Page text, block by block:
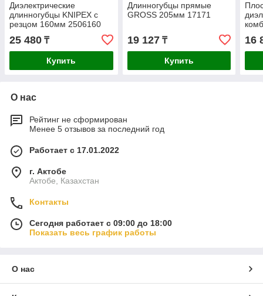
Диэлектрические
длинногубцы KNIPEX с
резцом 160мм 2506160
25 480 ₸
Купить
Длинногубцы прямые
GROSS 205мм 17171
19 127₸
Купить
16
О нас
Рейтинг не сформирован
Менее 5 отзывов за последний год
Работает с 17.01.2022
г. Актобе
Актобе, Казахстан
Контакты
Сегодня работает с 09:00 до 18:00
Показать весь график работы
О нас